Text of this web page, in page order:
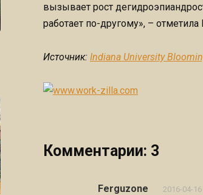
вызывает рост
работает по-другому», –
Источник: Indiana University
Комментарии: 3
Ferguzone 2016-04-